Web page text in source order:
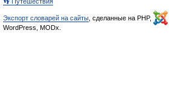
Экспорт словарей на сайты , сделанные на PHP,
WordPress, MODx.